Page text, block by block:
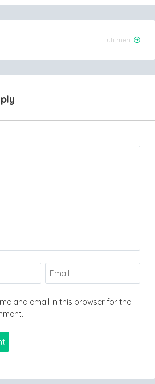
Huti meni
and email in this browser for the